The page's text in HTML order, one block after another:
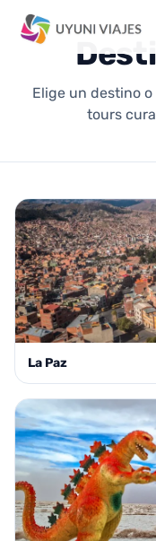
Mi maleta de
Encuentra un
Elige un destino
tours
La Paz